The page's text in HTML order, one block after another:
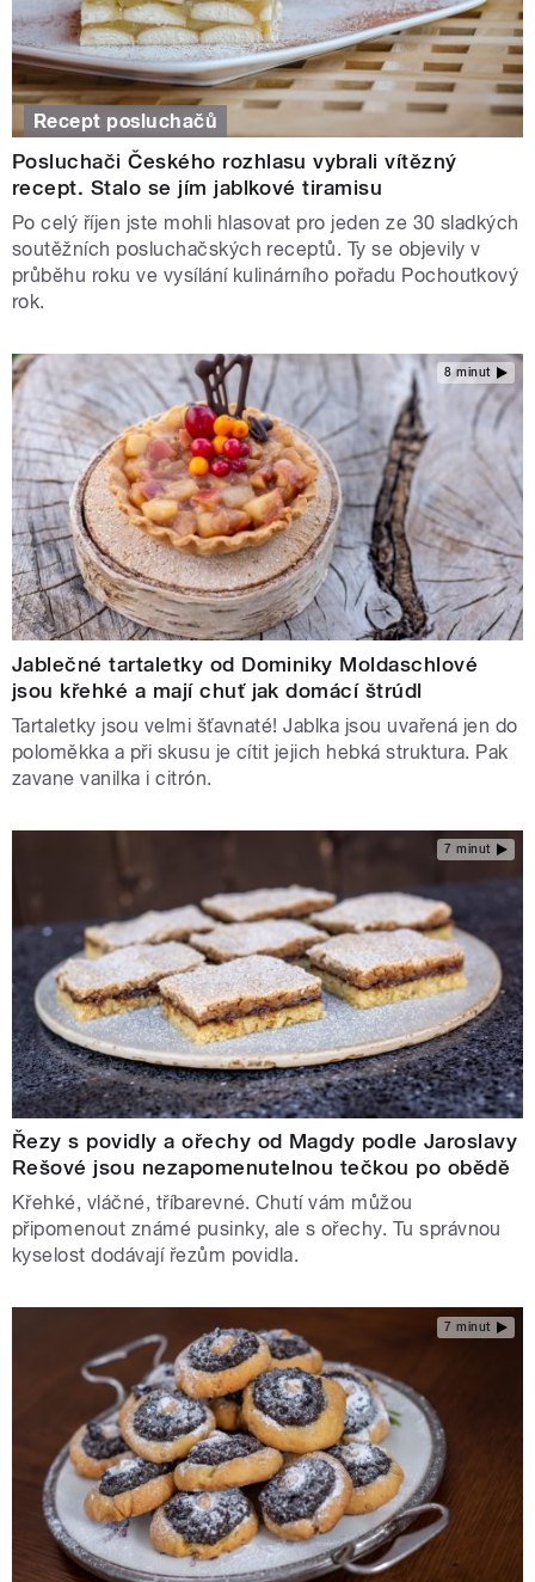
Recept posluchačů
Posluchači Českého rozhlasu vybrali vítězný
recept. Stalo se jím jablkové tiramisu
Po celý říjen jste mohli hlasovat pro jeden ze 30 sladkých
soutěžních posluchačských receptů. Ty se objevily v
průběhu roku ve vysílání kulinárního pořadu Pochoutkový
rok.
8 minut
Jablečné tartaletky od Dominiky Moldaschlové
jsou křehké a mají chuť jak domácí štrúdl
Tartaletky jsou velmi šťavnaté! Jablka jsou uvařená jen do
poloměkka a při skusu je cítit jejich hebká struktura. Pak
zavane vanilka i citrón.
7 minut
Řezy s povidly a ořechy od Magdy podle Jaroslavy
Rešové jsou nezapomenutelnou tečkou po obědě
Křehké, vláčné, tříbarevné. Chutí vám můžou
připomenout známé pusinky, ale s ořechy. Tu správnou
kyselost dodávají řezům povidla.
7 minut